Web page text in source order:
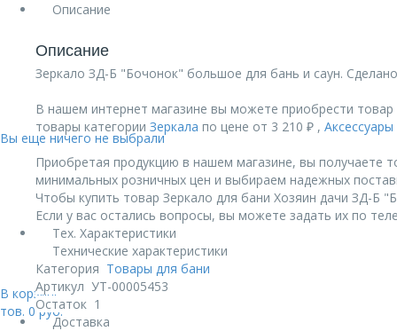
Вы еще ничего не выбрали
В корзине:
тов. 0руб.
Описание
Описание
Зеркало ЗД-Б "Бочонок" большое для бань и саун.
В нашем интернет магазине вы можете приобрести
товары категории Зеркала по цене от 3 210 ₽ ,
Приобретая продукцию в нашем магазине, вы получаете
минимальных розничных цен и выбираем надежных
Чтобы купить товар Зеркало для бани Хозяин дачи ЗД-Б
Если у вас остались вопросы, вы можете задать их по
Тех. Характеристики
Технические характеристики
Категория Товары для бани
Артикул УТ-00005453
Остаток 1
Доставка